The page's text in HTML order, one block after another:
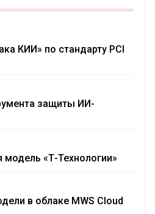
КИИ» по стандарту PCI
защиты ИИ-
«Т-Технологии»
в облаке MWS Cloud